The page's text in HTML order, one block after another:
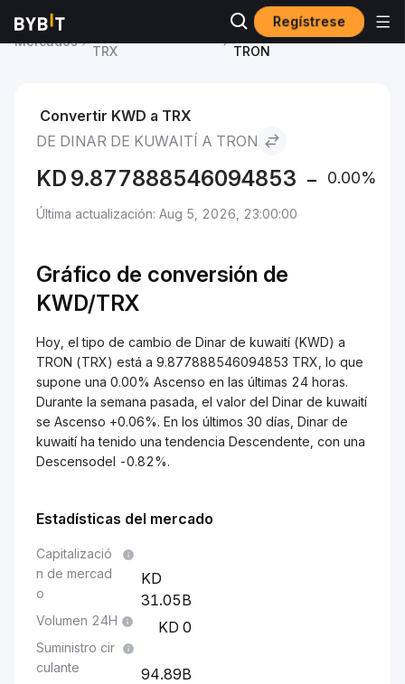
Regístrese
Mercados
TRX
Dinar de kuwaití to
TRON
Convertir KWD a TRX
DE DINAR DE KUWAITÍ A TRON
KD 9.877888546094853 0.00%
Última actualización: Aug 5, 2026, 23:00:00
Gráfico de conversión de
KWD/TRX
Hoy, el tipo de cambio de Dinar de kuwaití (KWD) a
TRON (TRX) está a 9.877888546094853 TRX, lo que
supone una 0.00% Ascenso en las últimas 24 horas.
Durante la semana pasada, el valor del Dinar de kuwaití
se Ascenso +0.06%. En los últimos 30 días, Dinar de
kuwaití ha tenido una tendencia Descendente, con una
Descensodel -0.82%.
Estadísticas del mercado
Capitalizació
n de mercad
o
31.05B
Volumen 24H 0
Suministro cir
culante
94.89B